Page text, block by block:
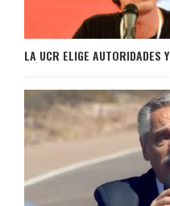
LA UCR ELIGE AUTORIDADES